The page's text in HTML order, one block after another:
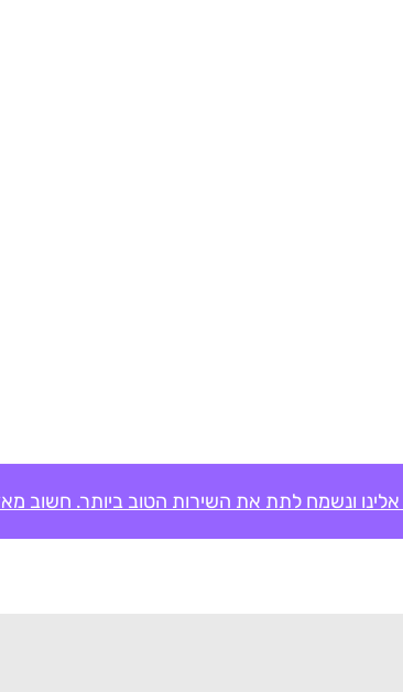
ונשמח לתת את השירות הטוב ביותר. חשוב